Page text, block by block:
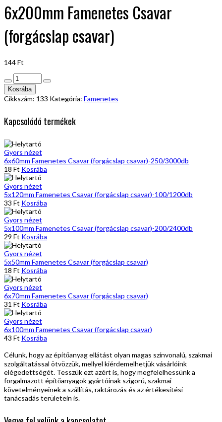
6x200mm Famenetes Csavar
(forgácslap csavar)
144Ft
6x200mm
Famenetes
Csavar
(forgácslap
mennyiség
Kosrába
Cikkszám: 133 Kategória: Famenetes
Kapcsolódó termékek
Gyors nézet
6x60mm Famenetes Csavar (forgácslap csavar)-250/3000db
18 Ft Kosrába
Gyors nézet
5x120mm Famenetes Csavar (forgácslap csavar)-100/1200db
33 Ft Kosrába
Gyors nézet
5x100mm Famenetes Csavar (forgácslap csavar)-200/2400db
29 Ft Kosrába
Gyors nézet
5x50mm Famenetes Csavar (forgácslap csavar)
18 Ft Kosrába
Gyors nézet
6x70mm Famenetes Csavar (forgácslap csavar)
31 Ft Kosrába
Gyors nézet
6x100mm Famenetes Csavar (forgácslap csavar)
43 Ft Kosrába
Célunk, hogy az építőanyag ellátást olyan magas színvonalú, szakmai
szolgáltatással ötvözzük, mellyel kiérdemelhetjük vásárlóink
elégedettségét. Tesszük ezt azért is, hogy megfelelhessünk a
forgalmazott építőanyagok gyártóinak szigorú, szakmai
követelményeinek a szállítás, raktározás és az értékesítési
tanácsadás területein is.